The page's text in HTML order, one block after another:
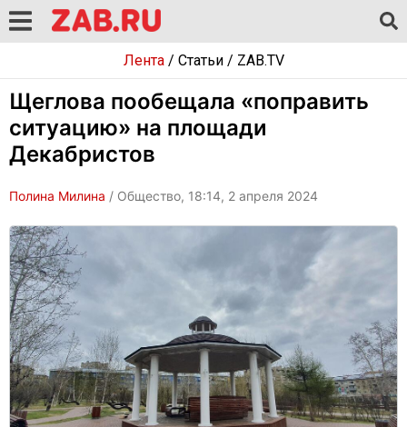
Лента/ Статьи/ ZAB.TV
Щеглова пообещала «поправить
ситуацию» на площади
Декабристов
Полина Милина / Общество, 18:14, 2 апреля 2024